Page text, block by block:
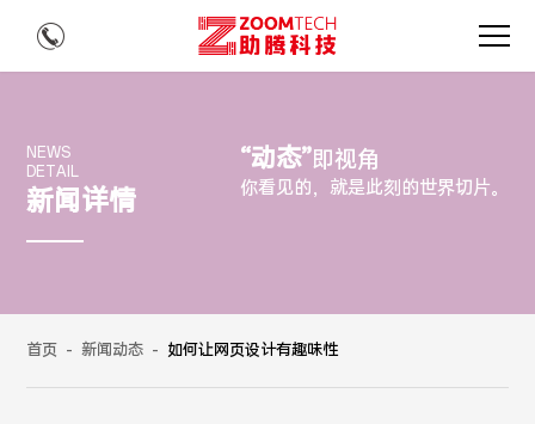
NEWS
DETAIL
新闻详情
“动态”即视角
你看见的，就是此刻的世界切片。
首页 - 新闻动态 - 如何让网页设计有趣味性